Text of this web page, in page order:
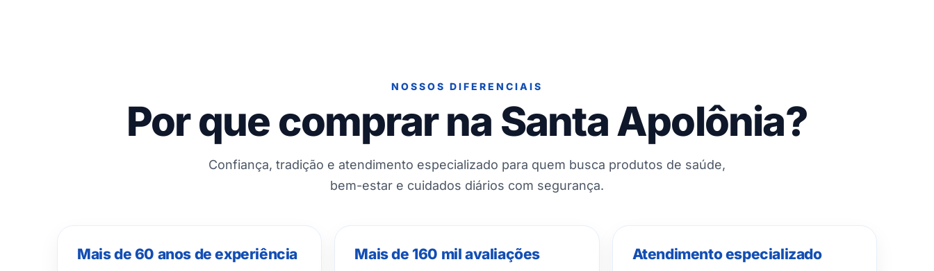
NOSSOS DIFERENCIAIS
Por que comprar na Santa Apolônia?
Confiança, tradição e atendimento especializado para quem busca produtos de saúde,
bem-estar e cuidados diários com segurança.
Mais de 60 anos de experiência Mais de 160 mil avaliações Atendimento especializado